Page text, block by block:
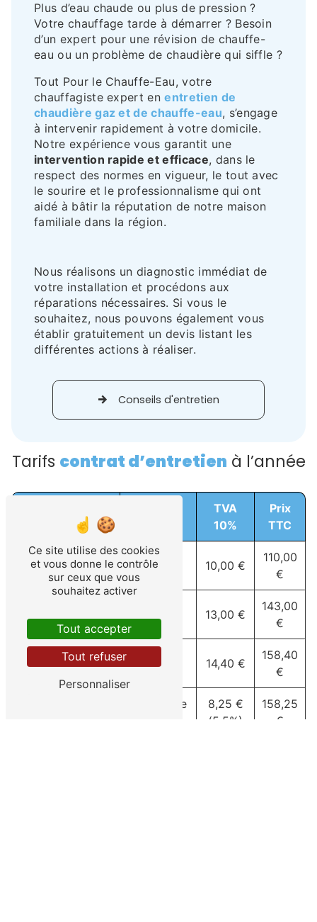
Plus d’eau chaude ou plus de pression ?
Votre chauffage tarde à démarrer ? Besoin
d’un expert pour une révision de chauffe-
eau ou un problème de chaudière qui siffle ?
Tout Pour le Chauffe-Eau, votre
chauffagiste expert enentretien de
chaudière gaz et de chauffe-eau, s’engage
à intervenir rapidement à votre domicile.
Notre expérience vous garantit une
intervention rapide et efficace, dans le
respect des normes en vigueur, le tout avec
le sourire et le professionnalisme qui ont
aidé à bâtir la réputation de notre maison
familiale dans la région.
Nous réalisons un diagnostic immédiat de
votre installation et procédons aux
réparations nécessaires. Si vous le
souhaitez, nous pouvons également vous
établir gratuitement un devis listant les
différentes actions à réaliser.
Conseils d'entretien
Tarifs contrat d’entretien à l’année
TVA
10%
Prix
TTC
Chauffe-eau et
chauffe bain
100,00 € 10,00 €
110,00
€
13,00 €
143,00
€
Chaudière avec
144,00 € 14,40 €
158,40
€
à partir de
8,25 €
(5,5%)
158,25
€
Ce site utilise des cookies
et vous donne le contrôle
sur ceux que vous
souhaitez activer
Tout accepter
Tout refuser
Personnaliser